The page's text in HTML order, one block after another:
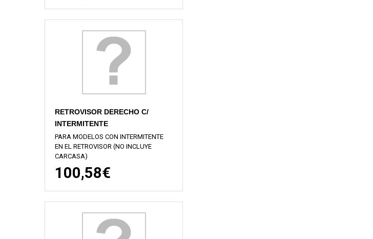
RETROVISOR DERECHO C/
INTERMITENTE
PARA MODELOS CON INTERMITENTE
EN EL RETROVISOR (NO INCLUYE
CARCASA)
100,58€